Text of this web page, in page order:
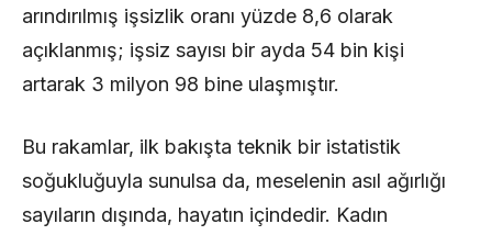
arındırılmış işsizlik oranı yüzde 8,6 olarak
açıklanmış; işsiz sayısı bir ayda 54 bin kişi
artarak 3 milyon 98 bine ulaşmıştır.
Bu rakamlar, ilk bakışta teknik bir istatistik
soğukluğuyla sunulsa da, meselenin asıl ağırlığı
sayıların dışında, hayatın içindedir. Kadın